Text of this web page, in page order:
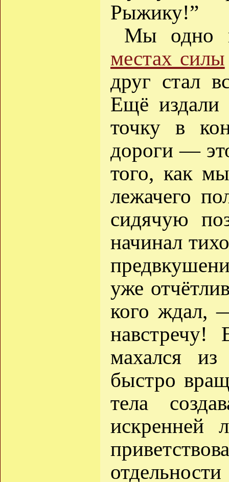
Рыжику!”
Мы одно
местах силы
друг стал
Ещё издали
точку в
дороги —
того, как
лежачего
сидячую
начинал
уже
кого ждал,
навстречу!
махался
быстро
тела
искренней